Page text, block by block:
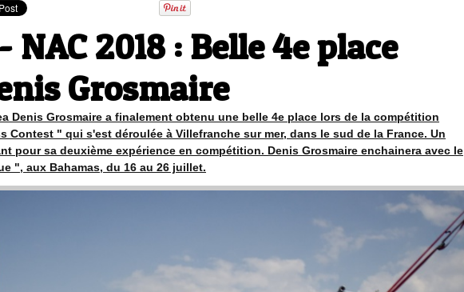
NAC 2018 : Belle 4e place
Grosmaire
Denis Grosmaire a finalement obtenu une belle 4e place lors de la compétition
Contest " qui s'est déroulée à Villefranche sur mer, dans le sud de la France. Un
pour sa deuxième expérience en compétition. Denis Grosmaire enchainera avec le
", aux Bahamas, du 16 au 26 juillet.